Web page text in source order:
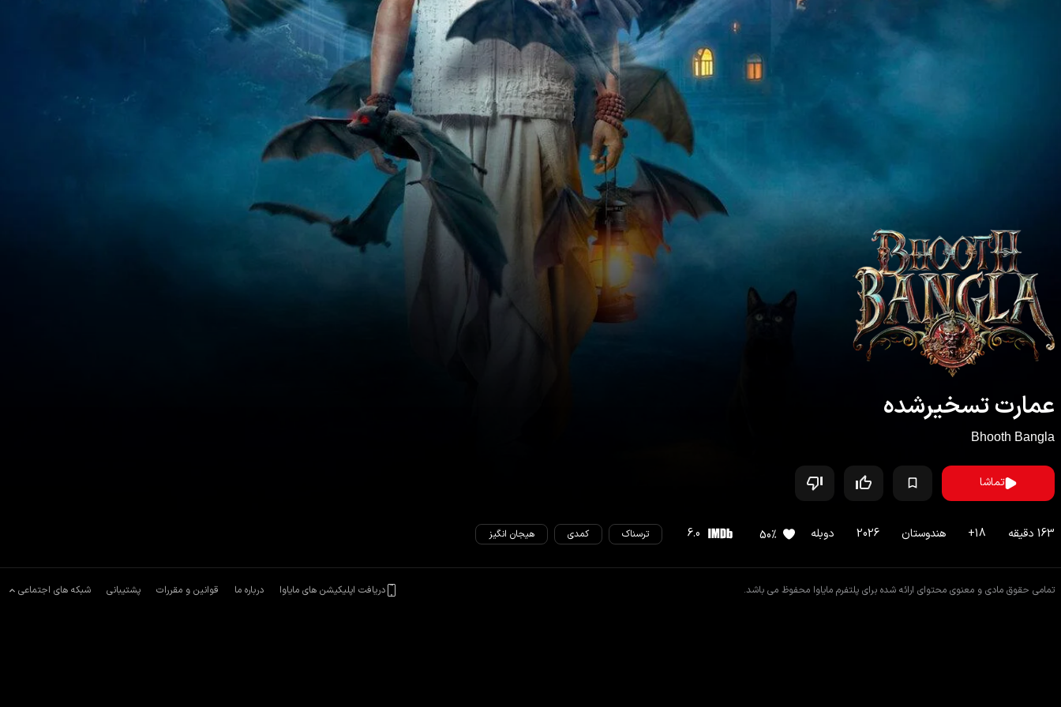
عمارت تسخیرشده
Bhooth Bangla
تماشا
163 دقیقه 18
+ هندوستان 2026 دوبله 50%
6.0 ترسناک کمدی هیجان انگیز
تمامی حقوق مادی و معنوی محتوای ارائه شده برای پلتفرم مایاوا محفوظ می باشد. دریافت اپلیکیشن های مایاوا درباره ما قوانین و مقررات پشتیبانی شبکه های اجتماعی